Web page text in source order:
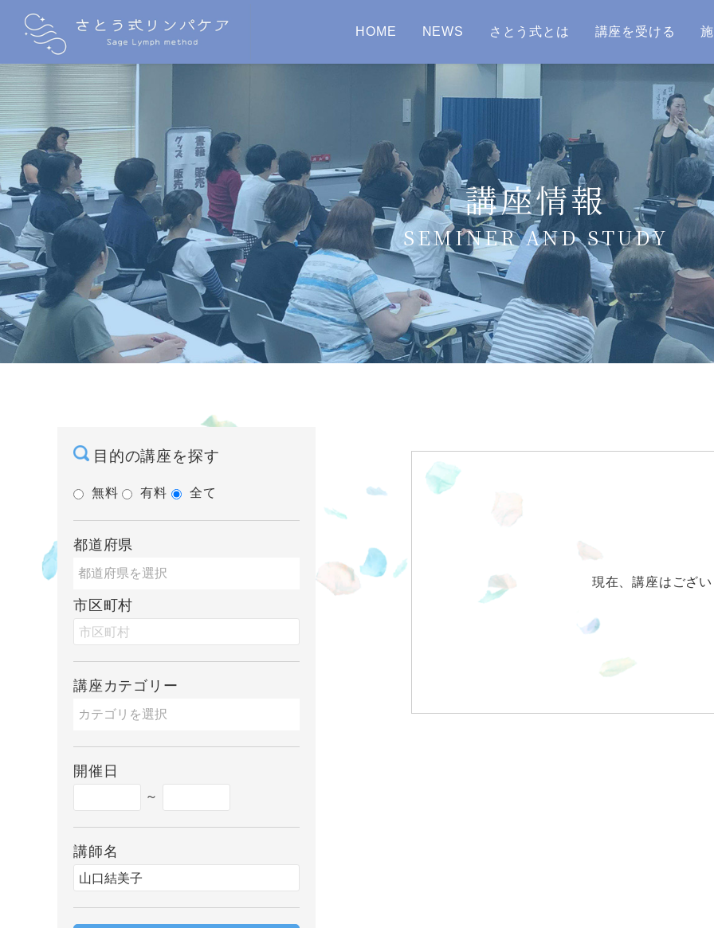
HOME NEWS さとう式とは 講座を受ける
講座情報
SEMINER AND STUDY
目的の講座を探す
無料 有料 全て
都道府県
市区町村
講座カテゴリー
開催日
～
講師名
現在、講座はござ